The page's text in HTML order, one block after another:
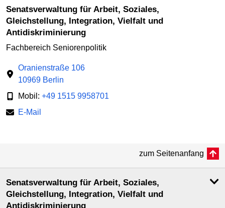
Senatsverwaltung für Arbeit, Soziales,
Gleichstellung, Integration, Vielfalt und
Antidiskriminierung
Fachbereich Seniorenpolitik
Oranienstraße 106
10969 Berlin
Mobil: +49 1515 9958701
E-Mail
zum Seitenanfang
Senatsverwaltung für Arbeit, Soziales,
Gleichstellung, Integration, Vielfalt und
Antidiskriminierung